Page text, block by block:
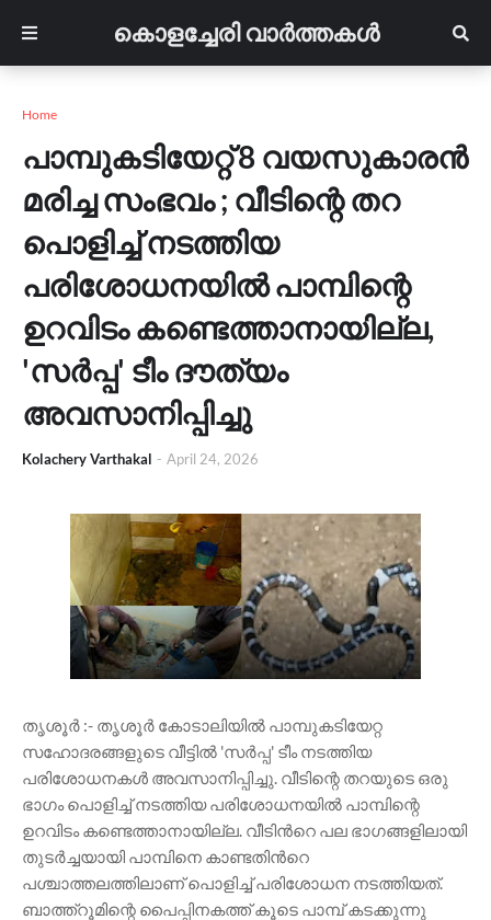
കൊളച്ചേരി വാർത്തകൾ
Home
പാമ്പുകടിയേറ്റ് 8 വയസുകാരൻ
മരിച്ച സംഭവം ; വീടിന്റെ തറ
പൊളിച്ച് നടത്തിയ
പരിശോധനയിൽ പാമ്പിന്റെ
ഉറവിടം കണ്ടെത്താനായില്ല,
'സർപ്പ' ടീം ദൗത്യം
അവസാനിപ്പിച്ചു
Kolachery Varthakal - April 24, 2026
തൃശൂർ :- തൃശൂർ കോടാലിയിൽ പാമ്പുകടിയേറ്റ
സഹോദരങ്ങളുടെ വീട്ടില്‍ 'സർപ്പ' ടീം നടത്തിയ
പരിശോധനകൾ അവസാനിപ്പിച്ചു. വീടിന്റെ തറയുടെ ഒരു
ഭാഗം പൊളിച്ച് നടത്തിയ പരിശോധനയിൽ പാമ്പിന്റെ
ഉറവിടം കണ്ടെത്താനായില്ല. വീടിന്‍റെ പല ഭാഗങ്ങളിലായി
തുടർച്ചയായി പാമ്പിനെ കാണ്ടതിന്‍റെ
പശ്ചാത്തലത്തിലാണ് പൊളിച്ച് പരിശോധന നടത്തിയത്.
ബാത്ത്റൂമിന്റെ പൈപ്പിനകത്ത് കൂടെ പാമ്പ് കടക്കുന്നു